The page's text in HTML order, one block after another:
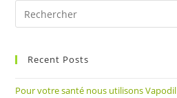
Recent Posts
Pour votre santé nous utilisons Vapodil